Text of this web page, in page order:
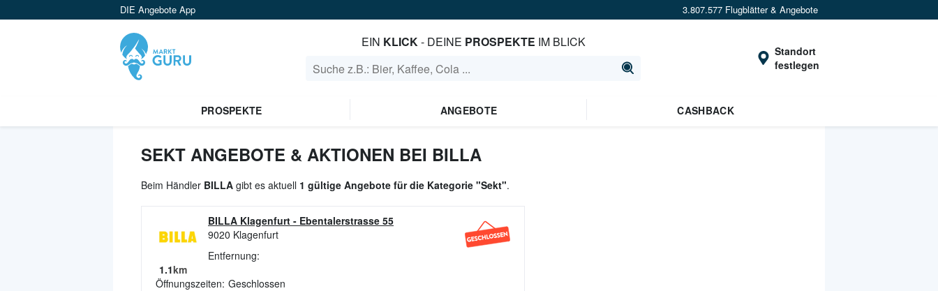
DIE Angebote App 3.807.577 Flugblätter & Angebote
EIN KLICK- DEINE PROSPEKTE IM BLICK
Standort
festlegen
PROSPEKTE ANGEBOTE CASHBACK
SEKT ANGEBOTE & AKTIONEN BEI BILLA
Beim Händler BILLA gibt es aktuell 1 gültige Angebote für die Kategorie "Sekt".
BILLA Klagenfurt - Ebentalerstrasse 55
9020 Klagenfurt
Entfernung:
1.1km
Öffnungszeiten: Geschlossen